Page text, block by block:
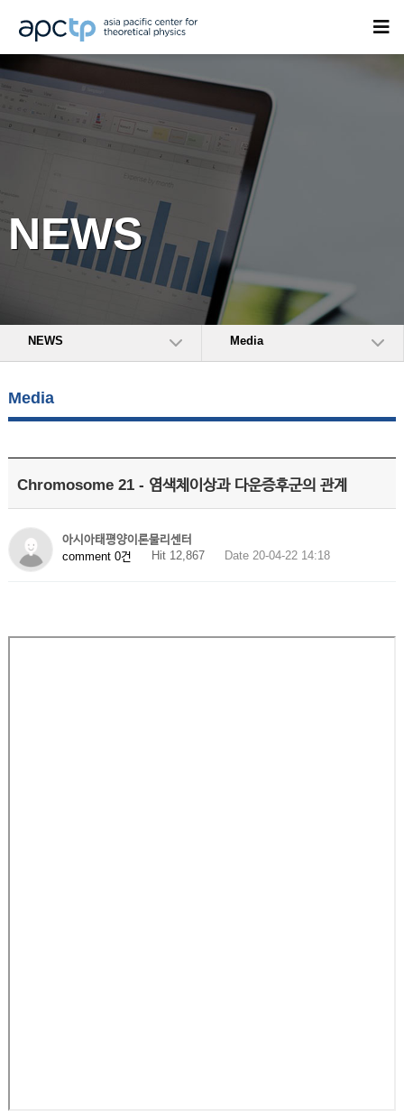
NEWS
NEWS Media
Media
Chromosome 21 - 염색체이상과 다운증후군의 관계
아시아태평양이론물리센터
comment 0건
Hit 12,867 Date 20-04-22 14:18